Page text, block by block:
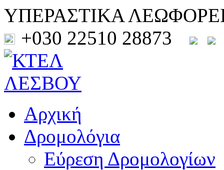
ΥΠΕΡΑΣΤΙΚΑ
+030 22510 28873
Αρχική
Δρομολόγια
Εύρεση Δρομολογίων